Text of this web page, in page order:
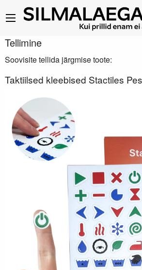
Tellimine
Soovisite tellida järgmise toote:
Taktiilsed kleebised Stactiles